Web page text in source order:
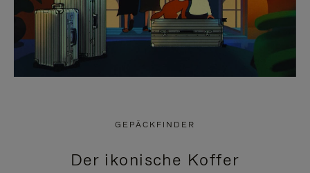
GEPÄCKFINDER
Der ikonische Koffer